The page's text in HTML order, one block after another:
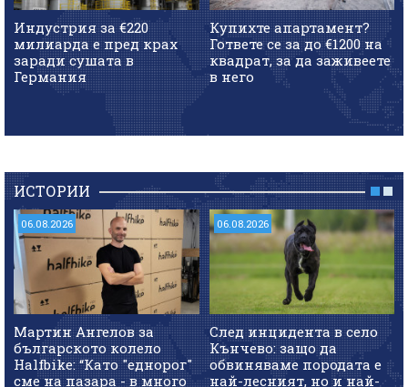
Индустрия за €220
милиарда е пред крах
заради сушата в
Германия
Купихте апартамент?
Гответе се за до €1200 на
квадрат, за да заживеете
в него
ИСТОРИИ
06.08.2026
Мартин Ангелов за
българското колело
Halfbike: “Като "еднорог"
сме на пазара - в много
06.08.2026
След инцидента в село
Кънчево: защо да
обвиняваме породата е
най-лесният, но и най-